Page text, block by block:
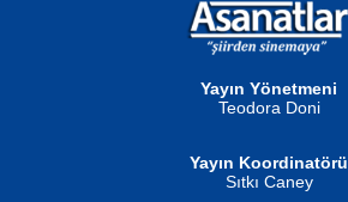
NURAN KÖSE BAYDAR
Ben Deniz Değilim ki...
Yayın Yönetmeni
Teodora Doni
Yayın Koordinatörü
Sıtkı Caney